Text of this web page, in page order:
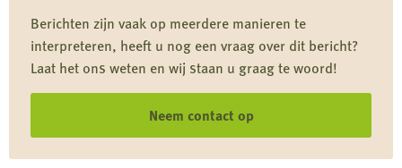
Berichten zijn vaak op meerdere manieren te
interpreteren, heeft u nog een vraag over dit bericht?
Laat het ons weten en wij staan u graag te woord!
Neem contact op
natuur